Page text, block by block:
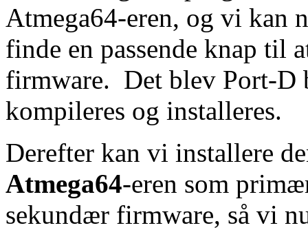
Atmega64-eren, og vi kan
finde en passende knap til
firmware. Det blev Port-D
kompileres og installeres.
Derefter kan vi installere
Atmega64-eren som
sekundær firmware, så vi